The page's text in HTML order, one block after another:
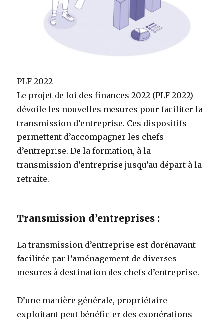
PLF 2022
Le projet de loi des finances 2022 (PLF 2022)
dévoile les nouvelles mesures pour faciliter la
transmission d’entreprise. Ces dispositifs
permettent d’accompagner les chefs
d’entreprise. De la formation, à la
transmission d’entreprise jusqu’au départ à la
retraite.
Transmission d’entreprises :
La transmission d’entreprise est dorénavant
facilitée par l’aménagement de diverses
mesures à destination des chefs d’entreprise.
D’une manière générale, propriétaire
exploitant peut bénéficier des exonérations